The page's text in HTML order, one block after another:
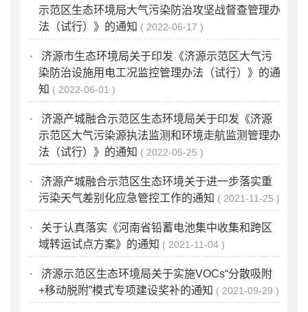
示范区生态环境局大气污染防治攻坚战督查管理办
法（试行）》的通知
2022-06-17
·
济源市生态环境局关于印发《济源示范区大气污
染防治设施用电工况监控管理办法（试行）》的通
知
2022-06-01
·
济源产城融合示范区生态环境局关于印发《济源
示范区大气污染源执法监测和环境走航监测管理办
法（试行）》的通知
2022-05-25
·
济源产城融合示范区生态环境关于进一步落实重
污染天气差别化应急管控工作的通知
2021-11-25
·
关于认真落实《河南省铅蓄电池集中收集和跨区
域转运试点方案》的通知
2021-11-04
·
济源示范区生态环境局关于实施VOCs“分散吸附
+移动脱附”模式专项建设奖补的通知
2021-09-29